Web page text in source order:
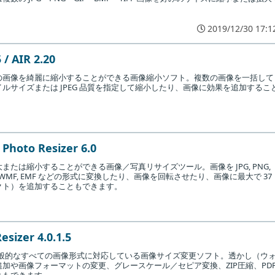
2019/12/30
/ AIR 2.20
像を綺麗に縮小することができる画像縮小ソフト。複数の画像を一括して
サイズまたは JPEG 品質を指定して縮小したり、画像に効果を追加するこ
Resizer 6.0
たは縮小することができる画像／写真リサイズツール。画像を JPG, PNG,
WMF, EMF などの形式に変換したり、画像を回転させたり、画像に最大で 37
）を追加することもできます。
4.0.1.5
的なすべての画像形式に対応している画像サイズ変更ソフト。透かし（ウォ
や画像フォーマットの変更、グレースケール／セピア変換、ZIP圧縮、